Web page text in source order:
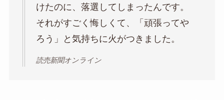
けたのに、落選してしまったんです。
それがすごく悔しくて、「頑張ってや
ろう」と気持ちに火がつきました。
読売新聞オンライン